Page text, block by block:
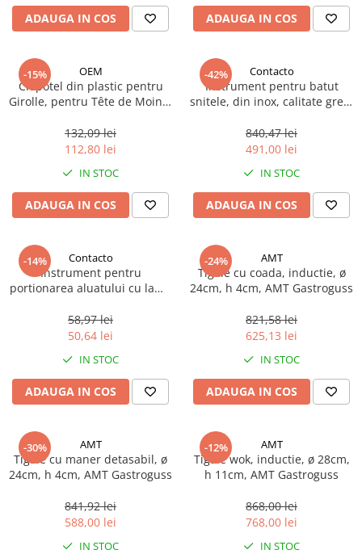
Uleiuri aromatizate
Ulei Wiberg Gastro
ADAUGA IN COS ADAUGA IN COS
-15% OEM
Clopotel din plastic pentru
Girolle, pentru Tête de Moine,
132,09 lei
112,80 lei
IN STOC
ADAUGA IN COS
-42% Contacto
Instrument pentru batut
snitele, din inox, calitate grea,
840,47 lei
491,00 lei
IN STOC
ADAUGA IN COS
-14% Contacto
Instrument pentru
portionarea aluatului cu lama
buc
58,97 lei
50,64 lei
IN STOC
ADAUGA IN COS
-24% AMT
Tigaie cu coada, inductie, ø
24cm, h 4cm, AMT Gastroguss
821,58 lei
625,13 lei
IN STOC
ADAUGA IN COS
-30% AMT
Tigaie cu maner detasabil, ø
24cm, h 4cm, AMT Gastroguss
841,92 lei
588,00 lei
IN STOC
-12% AMT
Tigaie wok, inductie, ø 28cm,
h 11cm, AMT Gastroguss
868,00 lei
768,00 lei
IN STOC